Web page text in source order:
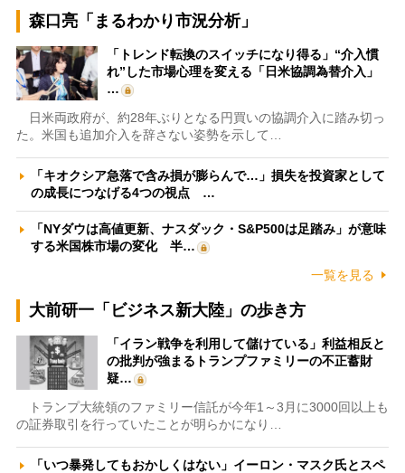
森口亮「まるわかり市況分析」
「トレンド転換のスイッチになり得る」“介入慣
れ”した市場心理を変える「日米協調為替介入」
…
日米両政府が、約28年ぶりとなる円買いの協調介入に踏み切っ
た。米国も追加介入を辞さない姿勢を示して…
「キオクシア急落で含み損が膨らんで…」損失を投資家として
の成長につなげる4つの視点 …
「NYダウは高値更新、ナスダック・S&P500は足踏み」が意味
する米国株市場の変化 半…
一覧を見る
大前研一「ビジネス新大陸」の歩き方
「イラン戦争を利用して儲けている」利益相反と
の批判が強まるトランプファミリーの不正蓄財
疑…
トランプ大統領のファミリー信託が今年1～3月に3000回以上も
の証券取引を行っていたことが明らかになり…
「いつ暴発してもおかしくはない」イーロン・マスク氏とスペ